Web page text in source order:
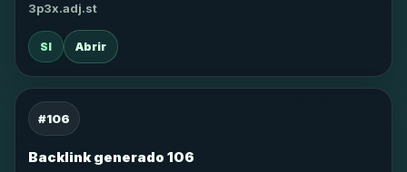
3p3x.adj.st
SI Abrir
#106
Backlink generado 106